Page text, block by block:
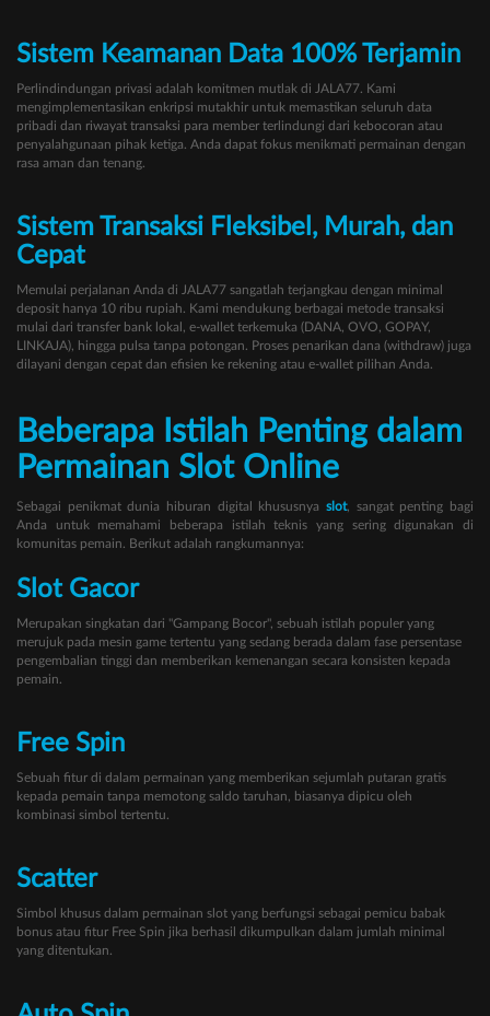
Sistem Keamanan Data 100% Terjamin
Perlindindungan privasi adalah komitmen mutlak di JALA77. Kami
mengimplementasikan enkripsi mutakhir untuk memastikan seluruh data
pribadi dan riwayat transaksi para member terlindungi dari kebocoran atau
penyalahgunaan pihak ketiga. Anda dapat fokus menikmati permainan dengan
rasa aman dan tenang.
Sistem Transaksi Fleksibel, Murah, dan
Cepat
Memulai perjalanan Anda di JALA77 sangatlah terjangkau dengan minimal
deposit hanya 10 ribu rupiah. Kami mendukung berbagai metode transaksi
mulai dari transfer bank lokal, e-wallet terkemuka (DANA, OVO, GOPAY,
LINKAJA), hingga pulsa tanpa potongan. Proses penarikan dana (withdraw) juga
dilayani dengan cepat dan efisien ke rekening atau e-wallet pilihan Anda.
Beberapa Istilah Penting dalam
Permainan Slot Online
Sebagai penikmat dunia hiburan digital khususnya slot, sangat penting bagi
Anda untuk memahami beberapa istilah teknis yang sering digunakan di
komunitas pemain. Berikut adalah rangkumannya:
Slot Gacor
Merupakan singkatan dari "Gampang Bocor", sebuah istilah populer yang
merujuk pada mesin game tertentu yang sedang berada dalam fase persentase
pengembalian tinggi dan memberikan kemenangan secara konsisten kepada
pemain.
Free Spin
Sebuah fitur di dalam permainan yang memberikan sejumlah putaran gratis
kepada pemain tanpa memotong saldo taruhan, biasanya dipicu oleh
kombinasi simbol tertentu.
Scatter
Simbol khusus dalam permainan slot yang berfungsi sebagai pemicu babak
bonus atau fitur Free Spin jika berhasil dikumpulkan dalam jumlah minimal
yang ditentukan.